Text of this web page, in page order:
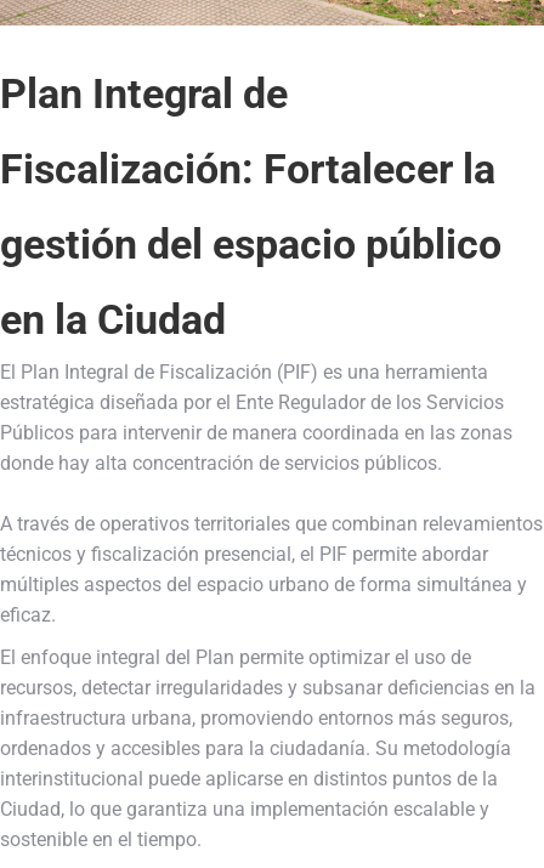
Plan Integral de
Fiscalización: Fortalecer la
gestión del espacio público
en la Ciudad
El Plan Integral de Fiscalización (PIF) es una herramienta
estratégica diseñada por el Ente Regulador de los Servicios
Públicos para intervenir de manera coordinada en las zonas
donde hay alta concentración de servicios públicos.
A través de operativos territoriales que combinan relevamientos
técnicos y fiscalización presencial, el PIF permite abordar
múltiples aspectos del espacio urbano de forma simultánea y
eficaz.
El enfoque integral del Plan permite optimizar el uso de
recursos, detectar irregularidades y subsanar deficiencias en la
infraestructura urbana, promoviendo entornos más seguros,
ordenados y accesibles para la ciudadanía. Su metodología
interinstitucional puede aplicarse en distintos puntos de la
Ciudad, lo que garantiza una implementación escalable y
sostenible en el tiempo.